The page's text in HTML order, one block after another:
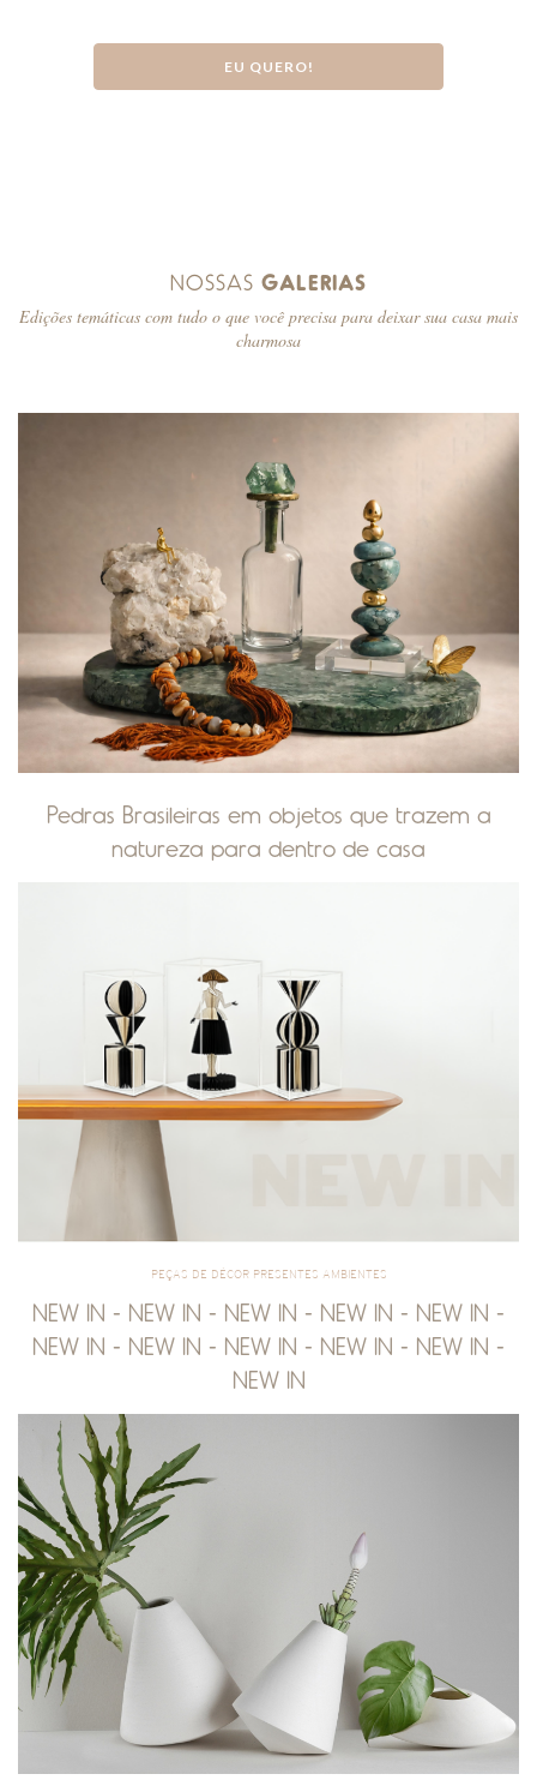
EU QUERO!
NOSSAS GALERIAS
Edições temáticas com tudo o que você precisa para deixar sua casa mais
charmosa
Pedras Brasileiras em objetos que trazem a
natureza para dentro de casa
PEÇAS DE DÉCOR PRESENTES AMBIENTES
NEW IN - NEW IN - NEW IN - NEW IN - NEW IN -
NEW IN - NEW IN - NEW IN - NEW IN - NEW IN -
NEW IN